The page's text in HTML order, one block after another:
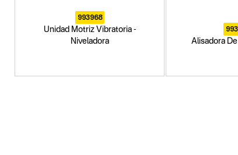
993968
Unidad Motriz Vibratoria -
Niveladora
Alisadora